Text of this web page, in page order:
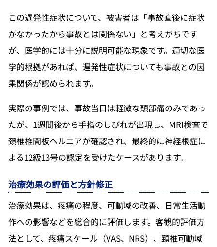
この遅発性症状について、被害者は「事故直後に症状
がなかったから事故とは関係ない」と考えがちです
が、医学的には十分に説明可能な現象です。適切な医
学的根拠があれば、遅発性症状についても事故との因
果関係が認められます。
実際の事例では、事故当日は軽微な頚部痛のみであっ
たが、1週間後から手指のしびれが出現し、MRI検査で
頚椎椎間板ヘルニアが確認され、最終的に神経根症に
よる12級13号の認定を受けたケースがあります。
治療効果の評価と方針修正
治療効果は、疼痛の程度、可動域の改善、日常生活動
作への影響などを総合的に評価します。客観的評価方
法として、疼痛スケール（VAS、NRS）、頚椎可動域